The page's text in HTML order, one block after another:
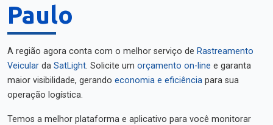
Paulo
A região agora conta com o melhor serviço de Rastreamento
Veicular da SatLight. Solicite um orçamento on-line e garanta
maior visibilidade, gerando economia e eficiência para sua
operação logística.
Temos a melhor plataforma e aplicativo para você monitorar